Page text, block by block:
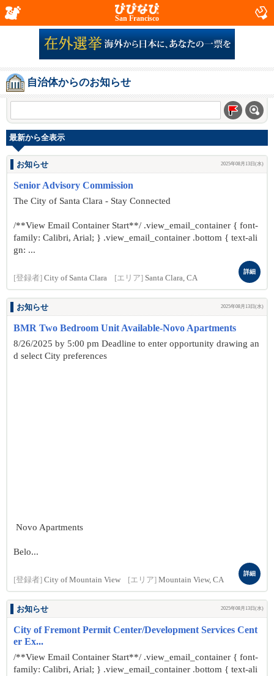
San Francisco
自治体からのお知らせ
最新から全表示
お知らせ 2025年08月13日(水)
Senior Advisory Commission
The City of Santa Clara - Stay Connected
/**View Email Container Start**/ .view_email_container { font-
family: Calibri, Arial; } .view_email_container .bottom { text-ali
gn: ...
[登録者] City of Santa Clara [エリア] Santa Clara, CA
詳細
お知らせ 2025年08月13日(水)
BMR Two Bedroom Unit Available-Novo Apartments
8/26/2025 by 5:00 pm Deadline to enter opportunity drawing an
d select City preferences
Novo Apartments
Belo...
[登録者] City of Mountain View [エリア] Mountain View, CA
詳細
お知らせ 2025年08月13日(水)
City of Fremont Permit Center/Development Services Cent
er Ex...
/**View Email Container Start**/ .view_email_container { font-
family: Calibri, Arial; } .view_email_container .bottom { text-ali